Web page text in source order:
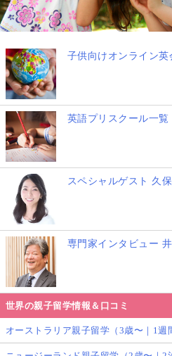
材料を集め始めると張り切っ
4年生、5年生の2年間に渡っ
も、この気づきとフィードバ
活かす体験ができるというい
じました。
いかがでしたか？ 今回はア
中でも「子供達がお金の稼ぎ
ら学べるクラフトフェア
た。次回は「
つくらない？ できない？
友と付き合いを楽しむ？
す。お楽しみに！
関連リンク
「アメリカ子育て事情」
子供向けオンライン英
英語プリスクール一覧
スペシャルゲスト 久
専門家インタビュー
世界の親子留学情報＆口コミ
オーストラリア親子留学（3歳〜｜1週